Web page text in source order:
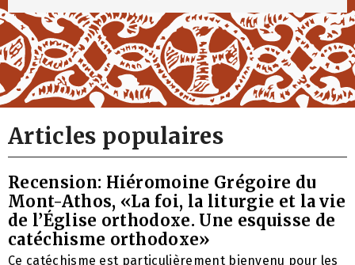
Articles populaires
Recension: Hiéromoine Grégoire du
Mont-Athos, «La foi, la liturgie et la vie
de l’Église orthodoxe. Une esquisse de
catéchisme orthodoxe»
Ce catéchisme est particulièrement bienvenu pour les